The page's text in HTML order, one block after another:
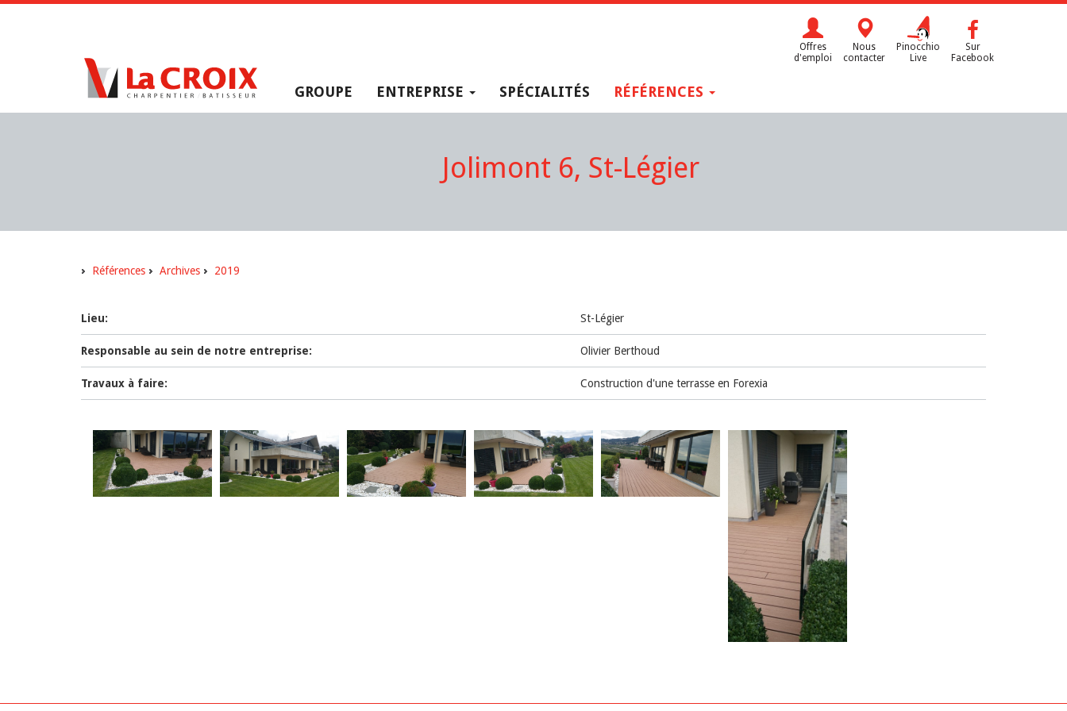
Offres
d'emploi
Nous
contacter
Pinocchio
Live
Sur
Facebook
GROUPE ENTREPRISE SPÉCIALITÉS RÉFÉRENCES
Jolimont 6, St-Légier
Références Archives 2019
Lieu: St-Légier
Responsable au sein de notre entreprise: Olivier Berthoud
Travaux à faire: Construction d'une terrasse en Forexia